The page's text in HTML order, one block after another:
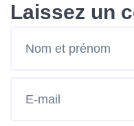
Laissez un